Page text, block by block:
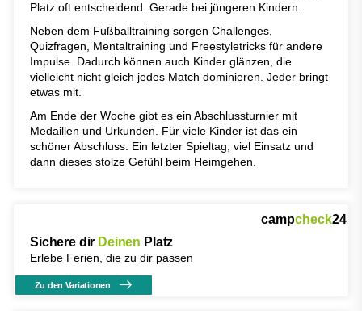
Platz oft entscheidend. Gerade bei jüngeren Kindern.
Neben dem Fußballtraining sorgen Challenges,
Quizfragen, Mentaltraining und Freestyletricks für andere
Impulse. Dadurch können auch Kinder glänzen, die
vielleicht nicht gleich jedes Match dominieren. Jeder bringt
etwas mit.
Am Ende der Woche gibt es ein Abschlussturnier mit
Medaillen und Urkunden. Für viele Kinder ist das ein
schöner Abschluss. Ein letzter Spieltag, viel Einsatz und
dann dieses stolze Gefühl beim Heimgehen.
campcheck24
Sichere dir Deinen Platz
Erlebe Ferien, die zu dir passen
Zu den Variationen